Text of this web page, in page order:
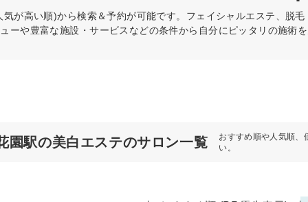
気が高い順)から検索＆予約が可能です。フェイシャルエステ、脱
ーや豊富な施設・サービスなどの条件から自分にピッタリの施術
園駅の美白エステのサロン一覧
おすすめ順や人気順、
い。